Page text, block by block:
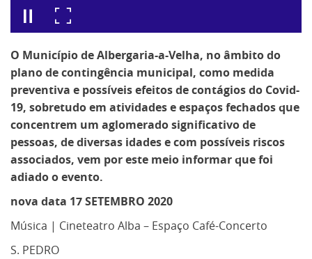
O Município de Albergaria-a-Velha, no âmbito do
plano de contingência municipal, como medida
preventiva e possíveis efeitos de contágios do Covid-
19, sobretudo em atividades e espaços fechados que
concentrem um aglomerado significativo de
pessoas, de diversas idades e com possíveis riscos
associados, vem por este meio informar que foi
adiado o evento.
nova data 17 SETEMBRO 2020
Música | Cineteatro Alba – Espaço Café-Concerto
S. PEDRO